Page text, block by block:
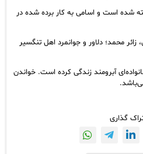
شده است و اسامی به کار برده شده در
محمد؛ دلاور و جوانمرد اهل تنگسیر
آبرومند زندگی کرده است. خواندن
گذاری